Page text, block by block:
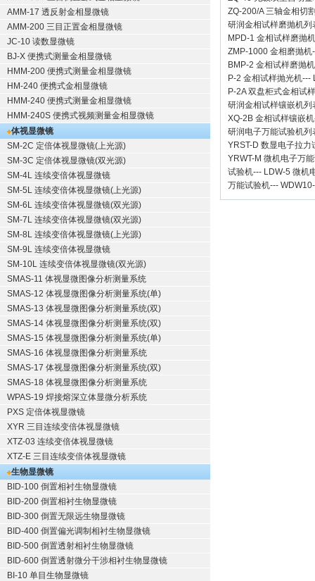
AMM-17 透反射金相显微镜
AMM-200 三目正置金相显微镜
JC-10 读数显微镜
BJ-X 便携式测量金相显微镜
HMM-200 便携式测量金相显微镜
HM-240 便携式金相显微镜
HMM-240 便携式测量金相显微镜
HMM-240S 便携式视频测量金相显微镜
体视显微镜
SM-2C 定倍体视显微镜(上光源)
SM-3C 定倍体视显微镜(双光源)
SM-4L 连续变倍体视显微镜
SM-5L 连续变倍体视显微镜(上光源)
SM-6L 连续变倍体视显微镜(双光源)
SM-7L 连续变倍体视显微镜(双光源)
SM-8L 连续变倍体视显微镜(上光源)
SM-9L 连续变倍体视显微镜
SM-10L 连续变倍体视显微镜(双光源)
SMAS-11 体视显微图像分析测量系统
SMAS-12 体视显微图像分析测量系统(单)
SMAS-13 体视显微图像分析测量系统(双)
SMAS-14 体视显微图像分析测量系统(双)
SMAS-15 体视显微图像分析测量系统(单)
SMAS-16 体视显微图像分析测量系统
SMAS-17 体视显微图像分析测量系统(双)
SMAS-18 体视显微图像分析测量系统
WPAS-19 焊接熔深立体显微分析系统
PXS 定倍体视显微镜
XYR 三目连续变倍体视显微镜
XTZ-03 连续变倍体视显微镜
XTZ-E 三目连续变倍体视显微镜
生物显微镜
BID-100 倒置相衬生物显微镜
BID-200 倒置相衬生物显微镜
BID-300 倒置无限远生物显微镜
BID-400 倒置偏光调制相衬生物显微镜
BID-500 倒置透射相衬生物显微镜
BID-600 倒置透射微分干涉相衬生物显微镜
BI-10 单目生物显微镜
ZQ-200/A 三轴金相切
研润金相试样磨抛机列
MPD-1 金相试样磨抛机
ZMP-1000 金相磨抛机
BMP-2 金相试样磨抛机
P-2 金相试样抛光机---
P-2A 双盘柜式金相试
研润金相试样镶嵌机列
XQ-2B 金相试样镶嵌机
研润电子万能试验机列
YRST-D 数显电子拉力
YRWT-M 微机电子万
试验机--- LDW-5 微机
万能试验机---